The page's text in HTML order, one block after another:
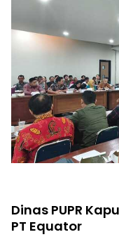
Dinas PUPR
PT Equator